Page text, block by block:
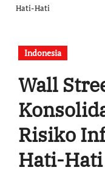
Hati-Hati
Indonesia
Wall
Risiko
Hati-Hati